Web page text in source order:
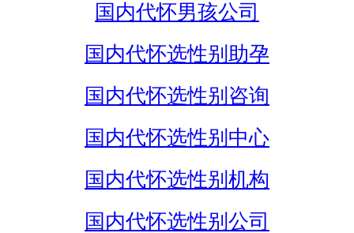
国内代怀男孩公司
国内代怀选性别助孕
国内代怀选性别咨询
国内代怀选性别中心
国内代怀选性别机构
国内代怀选性别公司